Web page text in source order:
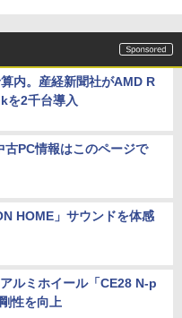
内。産経新聞社がAMD R
2千台導入
古PC情報はこのページで
HOME」サウンドを体感
ルミホイール「CE28 N-p
性を向上